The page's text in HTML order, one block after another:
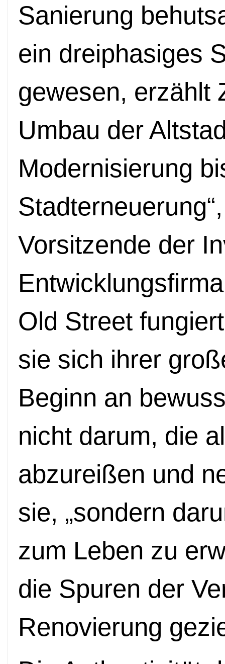
Sanierung
ein dreiphasiges
gewesen, erzählt
Umbau der
Modernisierung
Vorsitzende der
Old Street
sie sich ihrer
Beginn an
nicht darum, die
abzureißen und
sie, „sondern
zum Leben zu
die Spuren der
Renovierung